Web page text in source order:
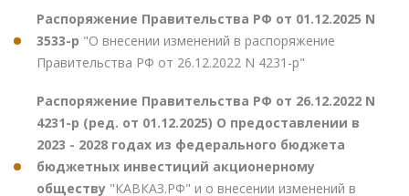
Распоряжение Правительства РФ от 01.12.2025 N
3533-р "О внесении изменений в распоряжение
Правительства РФ от 26.12.2022 N 4231-р"
Распоряжение Правительства РФ от 26.12.2022 N
4231-р (ред. от 01.12.2025) О предоставлении в
2023 - 2028 годах из федерального бюджета
бюджетных инвестиций акционерному
обществу "КАВКАЗ.РФ" и о внесении изменений в